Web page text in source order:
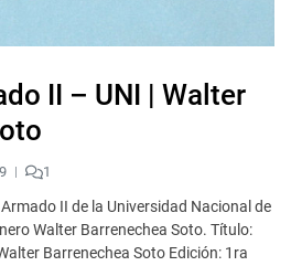
II – UNI | Walter
1
II de la Universidad Nacional de
Walter Barrenechea Soto. Título:
Barrenechea Soto Edición: 1ra